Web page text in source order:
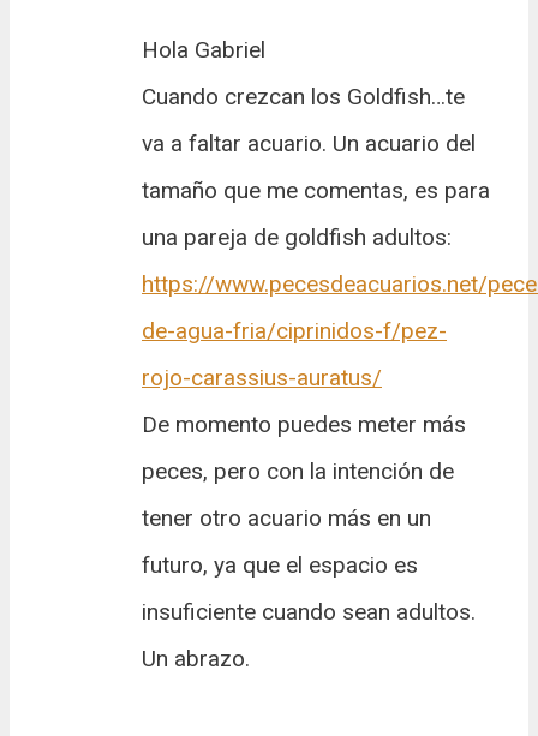
Hola Gabriel
Cuando crezcan los Goldfish…te
va a faltar acuario. Un acuario del
tamaño que me comentas, es para
una pareja de goldfish adultos:
https://www.pecesdeacuarios.net/
de-agua-fria/ciprinidos-f/pez-
rojo-carassius-auratus/
De momento puedes meter más
peces, pero con la intención de
tener otro acuario más en un
futuro, ya que el espacio es
insuficiente cuando sean adultos.
Un abrazo.